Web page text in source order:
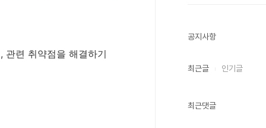
, 관련 취약점을 해결하기
공지사항
최근글 인기글
최근댓글